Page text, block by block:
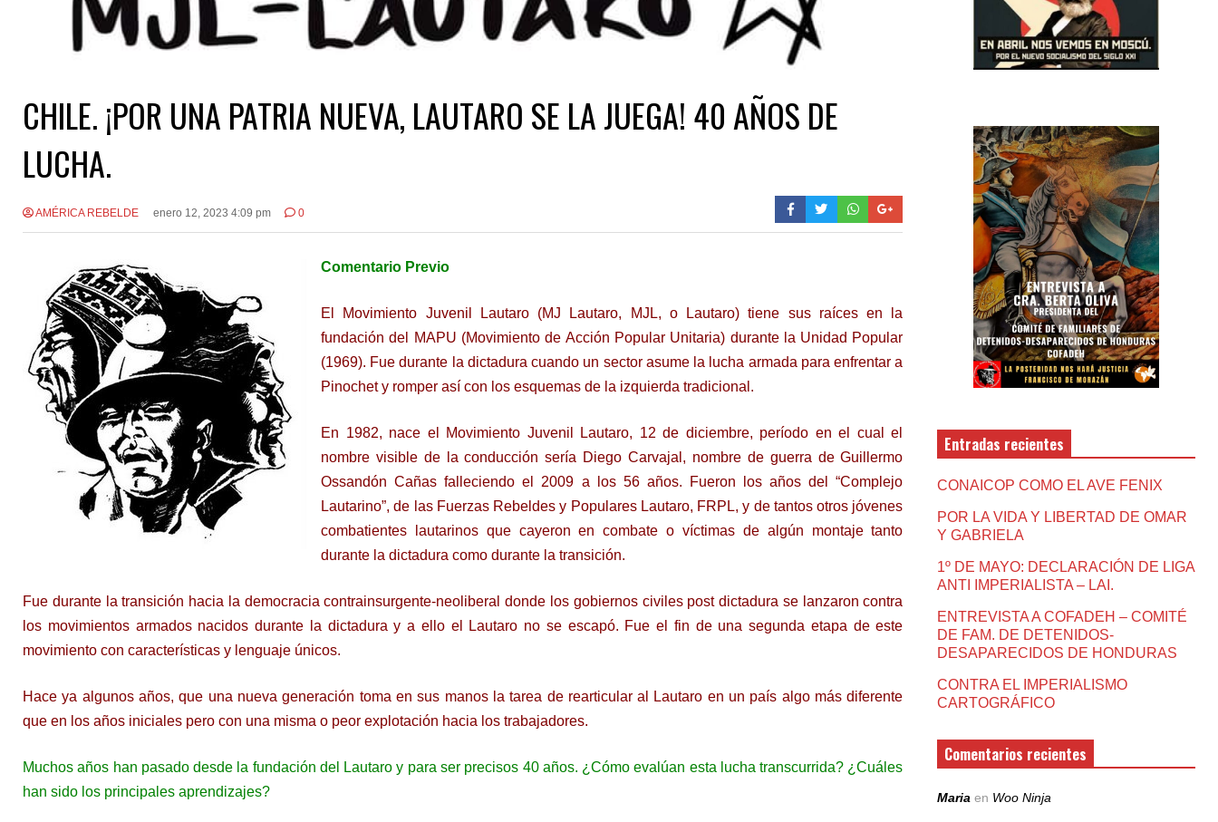
CHILE. ¡POR UNA PATRIA NUEVA, LAUTARO SE LA JUEGA! 40 AÑOS DE
LUCHA.
AMÉRICA REBELDE enero 12, 2023 4:09 pm 0
Comentario Previo
El Movimiento Juvenil Lautaro (MJ Lautaro, MJL, o Lautaro) tiene sus raíces en la
fundación del MAPU (Movimiento de Acción Popular Unitaria) durante la Unidad Popular
(1969). Fue durante la dictadura cuando un sector asume la lucha armada para enfrentar a
Pinochet y romper así con los esquemas de la izquierda tradicional.
En 1982, nace el Movimiento Juvenil Lautaro, 12 de diciembre, período en el cual el
nombre visible de la conducción sería Diego Carvajal, nombre de guerra de Guillermo
Ossandón Cañas falleciendo el 2009 a los 56 años. Fueron los años del “Complejo
Lautarino”, de las Fuerzas Rebeldes y Populares Lautaro, FRPL, y de tantos otros jóvenes
combatientes lautarinos que cayeron en combate o víctimas de algún montaje tanto
durante la dictadura como durante la transición.
Fue durante la transición hacia la democracia contrainsurgente-neoliberal donde los gobiernos civiles post dictadura se lanzaron contra
los movimientos armados nacidos durante la dictadura y a ello el Lautaro no se escapó. Fue el fin de una segunda etapa de este
movimiento con características y lenguaje únicos.
Hace ya algunos años, que una nueva generación toma en sus manos la tarea de rearticular al Lautaro en un país algo más diferente
que en los años iniciales pero con una misma o peor explotación hacia los trabajadores.
Muchos años han pasado desde la fundación del Lautaro y para ser precisos 40 años. ¿Cómo evalúan esta lucha transcurrida? ¿Cuáles
han sido los principales aprendizajes?
Entradas recientes
CONAICOP COMO EL AVE FENIX
POR LA VIDA Y LIBERTAD DE OMAR
Y GABRIELA
1º DE MAYO: DECLARACIÓN DE LIGA
ANTI IMPERIALISTA – LAI.
ENTREVISTA A COFADEH – COMITÉ
DE FAM. DE DETENIDOS-
DESAPARECIDOS DE HONDURAS
CONTRA EL IMPERIALISMO
CARTOGRÁFICO
Comentarios recientes
Maria en Woo Ninja